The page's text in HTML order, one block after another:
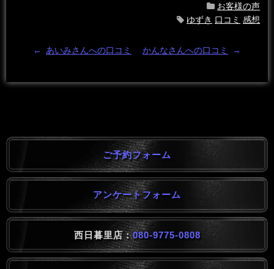
お客様の声
ゆずき 口コミ 感想
← あいみさんへの口コミ かんなさんへの口コミ →
ご予約フォーム
アンケートフォーム
西日暮里店：080-9775-0808